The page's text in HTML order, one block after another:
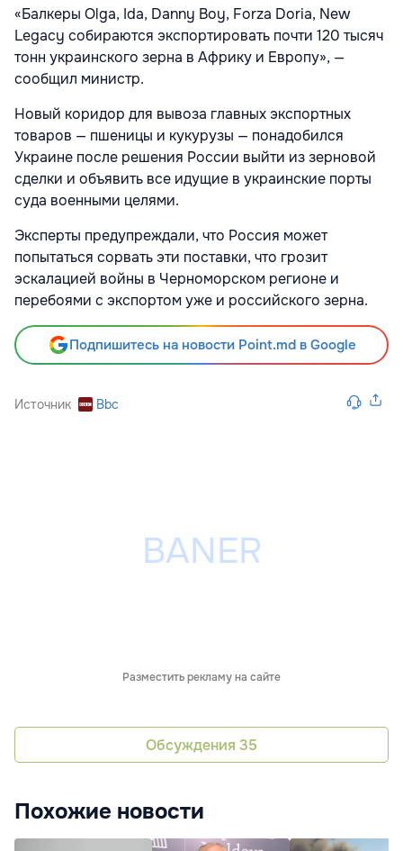
«Балкеры Olga, Ida, Danny Boy, Forza Doria, New
Legacy собираются экспортировать почти 120 тысяч
тонн украинского зерна в Африку и Европу», —
сообщил министр.
Новый коридор для вывоза главных экспортных
товаров — пшеницы и кукурузы — понадобился
Украине после решения России выйти из зерновой
сделки и объявить все идущие в украинские порты
суда военными целями.
Эксперты предупреждали, что Россия может
попытаться сорвать эти поставки, что грозит
эскалацией войны в Черноморском регионе и
перебоями с экспортом уже и российского зерна.
Подпишитесь на новости Point.md в Google
Источник Bbc
Разместить рекламу на сайте
Обсуждения 35
Похожие новости